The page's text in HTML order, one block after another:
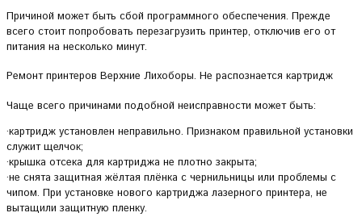
Причиной может быть сбой программного обеспечения. Прежде
всего стоит попробовать перезагрузить принтер, отключив его от
питания на несколько минут.
Ремонт принтеров Верхние Лихоборы. Не распознается картридж
Чаще всего причинами подобной неисправности может быть:
·картридж установлен неправильно. Признаком правильной установки
служит щелчок;
·крышка отсека для картриджа не плотно закрыта;
·не снята защитная жёлтая плёнка с чернильницы или проблемы с
чипом. При установке нового картриджа лазерного принтера, не
вытащили защитную пленку.